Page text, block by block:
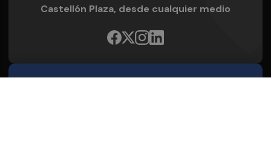
Castellón Plaza, desde cualquier medio